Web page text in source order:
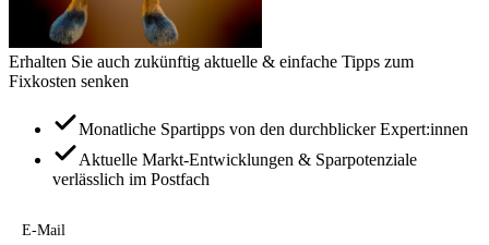
Erhalten Sie auch zukünftig aktuelle & einfache Tipps zum
Fixkosten senken
Monatliche Spartipps von den durchblicker Expert:innen
Aktuelle Markt-Entwicklungen & Sparpotenziale
verlässlich im Postfach
E-Mail